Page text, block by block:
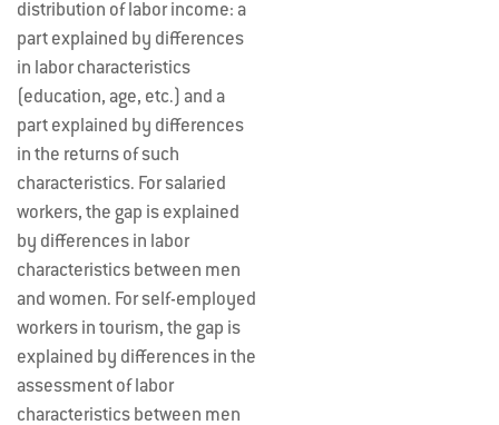
distribution of labor income: a
part explained by differences
in labor characteristics
(education, age, etc.) and a
part explained by differences
in the returns of such
characteristics. For salaried
workers, the gap is explained
by differences in labor
characteristics between men
and women. For self-employed
workers in tourism, the gap is
explained by differences in the
assessment of labor
characteristics between men